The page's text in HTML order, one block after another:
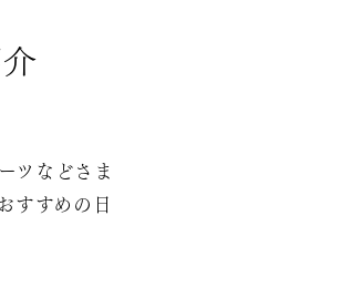
ツなどさま
すすめの日